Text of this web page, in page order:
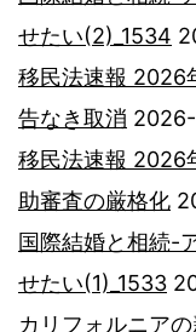
せたい(2)_1534
移民法速報 2026
告なき取消
移民法速報 2026
助審査の厳格化
国際結婚と相続-
せたい(1)_1533
カリフォルニア